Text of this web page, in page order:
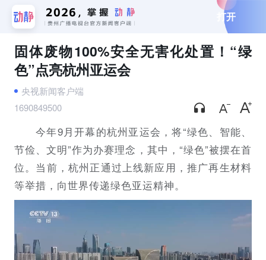
打开
固体废物100%安全无害化处置！“绿
色”点亮杭州亚运会
央视新闻客户端
1690849500
今年9月开幕的杭州亚运会，将“绿色、智能、
节俭、文明”作为办赛理念，其中，“绿色”被摆在首
位。当前，杭州正通过上线新应用，推广再生材料
等举措，向世界传递绿色亚运精神。